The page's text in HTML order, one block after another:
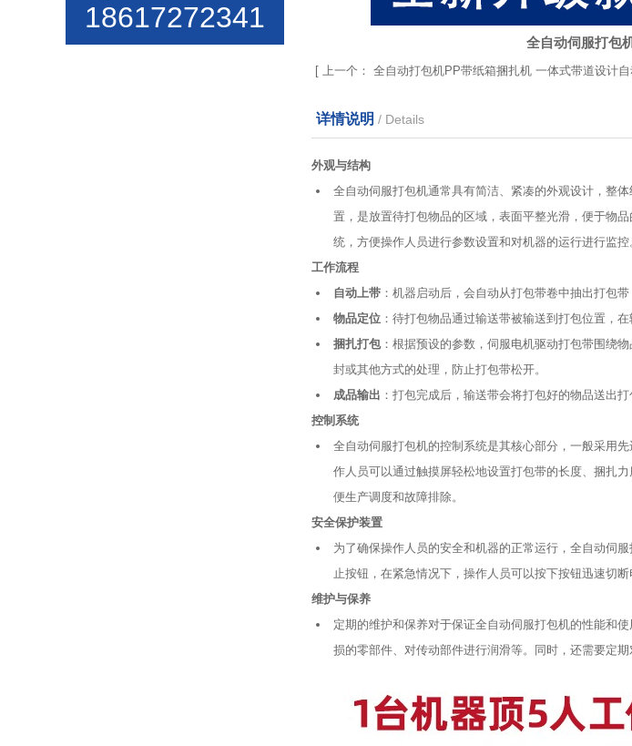
18617272341
全自动伺服打包
[ 上一个： 全自动打包机PP带纸箱捆扎机 一体式带道设计
详情说明 / Details
外观与结构
全自动伺服打包机通常具有简洁、紧凑的外观设计，整
置，是放置待打包物品的区域，表面平整光滑，便于物
统，方便操作人员进行参数设置和对机器的运行进行监控
工作流程
自动上带 ：机器启动后，会自动从打包带卷中抽出打包
物品定位 ：待打包物品通过输送带被输送到打包位置，
捆扎打包：根据预设的参数，伺服电机驱动打包带围绕
封或其他方式的处理，防止打包带松开。
成品输出 ：打包完成后，输送带会将打包好的物品送出
控制系统
全自动伺服打包机的控制系统是其核心部分，一般采用
作人员可以通过触摸屏轻松地设置打包带的长度、捆扎
便生产调度和故障排除。
安全保护装置
为了确保操作人员的安全和机器的正常运行，全自动伺
止按钮，在紧急情况下，操作人员可以按下按钮迅速切
维护与保养
定期的维护和保养对于保证全自动伺服打包机的性能和
损的零部件、对传动部件进行润滑等。同时，还需要定